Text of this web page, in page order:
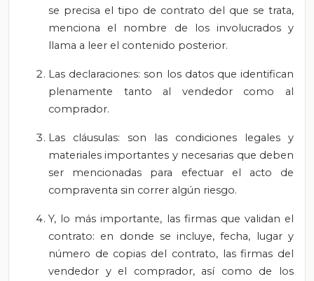
se precisa el tipo de contrato del que se trata,
menciona el nombre de los involucrados y
llama a leer el contenido posterior.
Las declaraciones: son los datos que identifican
plenamente tanto al vendedor como al
comprador.
Las cláusulas: son las condiciones legales y
materiales importantes y necesarias que deben
ser mencionadas para efectuar el acto de
compraventa sin correr algún riesgo.
Y, lo más importante, las firmas que validan el
contrato: en donde se incluye, fecha, lugar y
número de copias del contrato, las firmas del
vendedor y el comprador, así como de los